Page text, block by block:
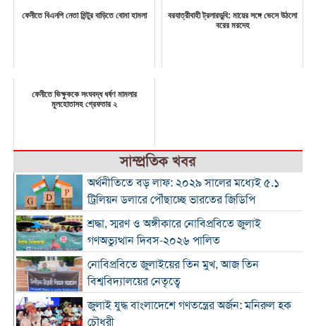
ফেনীতে বিএনপি নেতা মিন্টুর বাড়িতে বোমা হামলা
বরযাত্রীবাহী ট্রলারডুবি: মায়ের সঙ্গে ভেসে উঠলো
বরের মরদেহ
ফেনীতে ভিক্ষুককে সংঘবদ্ধ ধর্ষণ মামলার
মূলহোতাসহ গ্রেফতার ২
সাম্প্রতিক খবর
অর্থনীতিতে বড় লাফ: ২০২৯ সালের মধ্যেই ৫.১
ট্রিলিয়ন ডলারে পৌঁছাচ্ছে ভারতের জিডিপি
শ্রদ্ধা, স্মরণ ও অঙ্গীকারে নোবিপ্রবিতে জুলাই
গণঅভ্যুত্থান দিবস-২০২৬ পালিত
নোবিপ্রবিতে জুলাইয়ের তিন মুখ, আজ তিন
বিশ্ববিদ্যালয়ের নেতৃত্বে
জুলাই যুদ্ধ বাংলাদেশে গণতন্ত্রের অর্জন: মনিরুল হক
চৌধুরী